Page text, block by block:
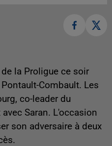
la Proligue ce soir
Combault. Les
co-leader du
Saran. L'occasion
son adversaire à deux